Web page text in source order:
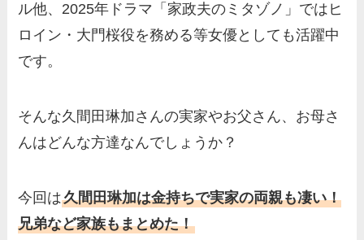
ル他、2025年ドラマ「家政夫のミタゾノ」ではヒ
ロイン・大門桜役を務める等女優としても活躍中
です。
そんな久間田琳加さんの実家やお父さん、お母さ
んはどんな方達なんでしょうか？
今回は久間田琳加は金持ちで実家の両親も凄い！
兄弟など家族もまとめた！